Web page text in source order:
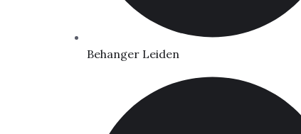
Behanger Leiden